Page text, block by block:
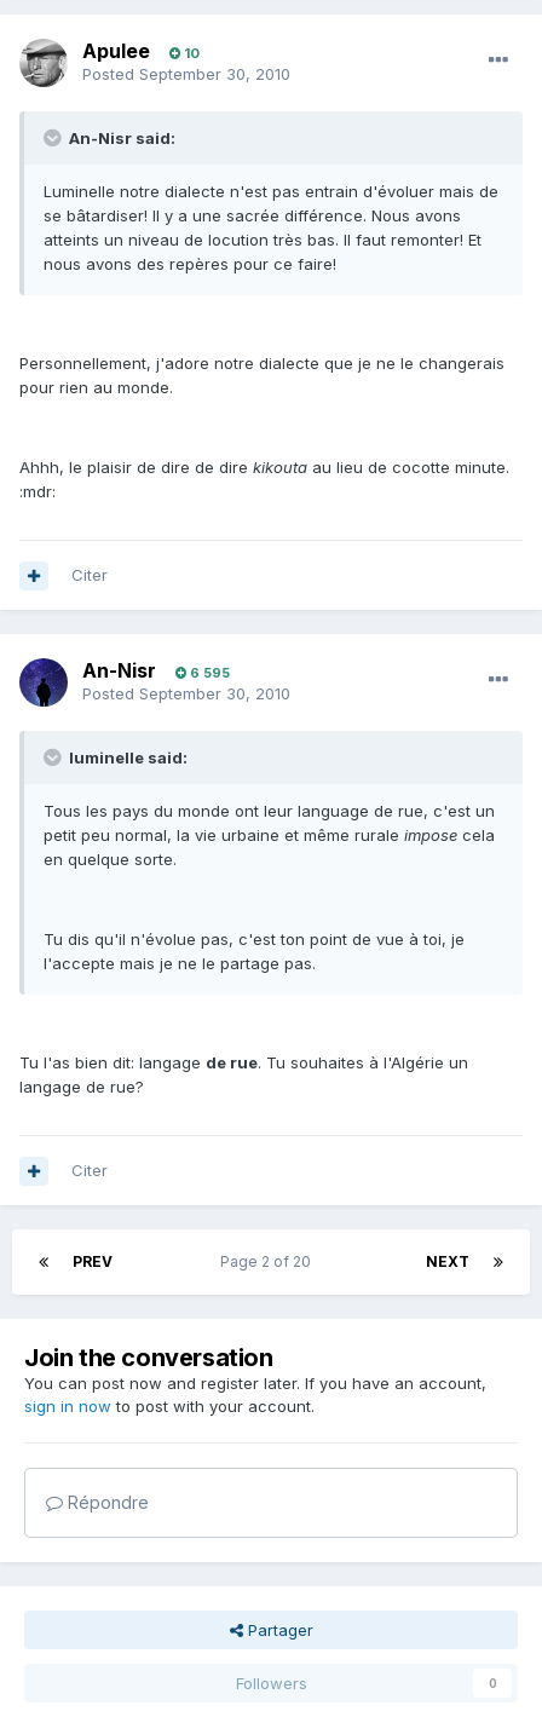
Apulee 10
Posted September 30, 2010
An-Nisr said:
Luminelle notre dialecte n'est pas entrain d'évoluer mais de
se bâtardiser! Il y a une sacrée différence. Nous avons
atteints un niveau de locution très bas. Il faut remonter! Et
nous avons des repères pour ce faire!
Personnellement, j'adore notre dialecte que je ne le changerais
pour rien au monde.
Ahhh, le plaisir de dire de dire kikouta au lieu de cocotte minute.
:mdr:
Citer
An-Nisr 6 595
Posted September 30, 2010
luminelle said:
Tous les pays du monde ont leur language de rue, c'est un
petit peu normal, la vie urbaine et même rurale impose cela
en quelque sorte.
Tu dis qu'il n'évolue pas, c'est ton point de vue à toi, je
l'accepte mais je ne le partage pas.
Tu l'as bien dit: langage de rue. Tu souhaites à l'Algérie un
langage de rue?
Citer
PREV NEXT
Page 2 of 20
Join the conversation
You can post now and register later. If you have an account,
sign in now to post with your account.
Répondre
Partager
Followers 0